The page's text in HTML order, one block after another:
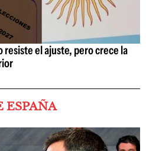
resiste el ajuste, pero crece la
ESPAÑA